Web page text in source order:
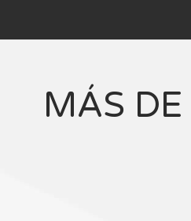
MÁS DE